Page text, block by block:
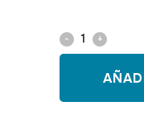
Papel
ecógrafo